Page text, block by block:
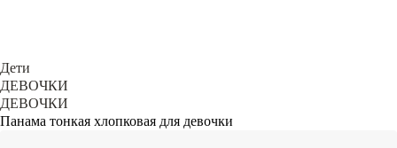
Дети
ДЕВОЧКИ
ДЕВОЧКИ
Панама тонкая хлопковая для девочки